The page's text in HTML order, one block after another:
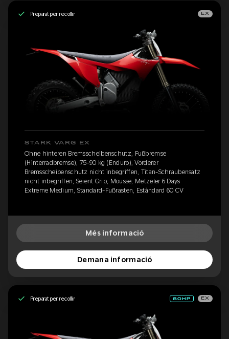
Preparat per recollir EX
STARK VARG EX
Ohne hinteren Bremsscheibenschutz, Fußbremse
(Hinterradbremse), 75-90 kg (Enduro), Vorderer
Bremsscheibenschutz nicht inbegriffen, Titan-Schraubensatz
nicht inbegriffen, Seient Grip, Mousse, Metzeler 6 Days
Extreme Medium, Standard-Fußrasten, Estàndard 60 CV
Més informació
Demana informació
Preparat per recollir EX